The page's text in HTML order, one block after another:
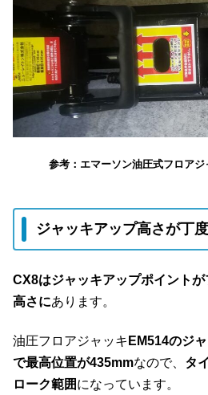
参考：エマーソン油圧式フロア
ジャッキアップ高さが丁
CX8はジャッキアップポイント
高さにあります。
油圧フロアジャッキ EM514のジ
で最高位置が435mmなので、 タ
ローク範囲になっています。